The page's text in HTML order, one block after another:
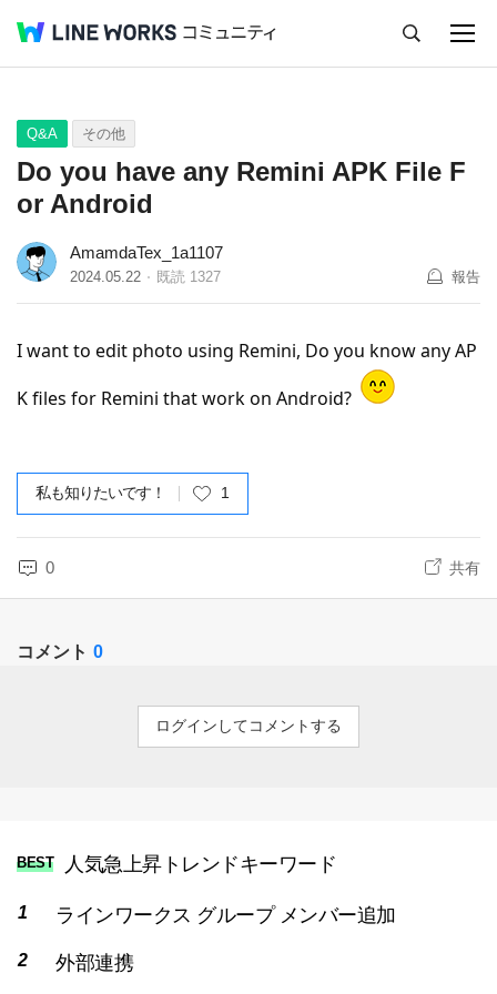
Q&A Tips Ideas
Q&A その他
Do you have any Remini APK File F
or Android
AmamdaTex_1a1107
2024.05.22 既読 1327 報告
I want to edit photo using Remini, Do you know any AP
K files for Remini that work on Android?
私も知りたいです！ 1
0 共有
コメント 0
ログインしてコメントする
BEST 人気急上昇トレンドキーワード
ラインワークス グループ メンバー追加
外部連携